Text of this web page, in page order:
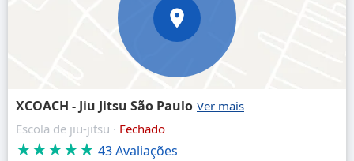
XCOACH - Jiu Jitsu São Paulo
Escola de jiu-jitsu · Fechado
★★★★★ 43 Avaliações